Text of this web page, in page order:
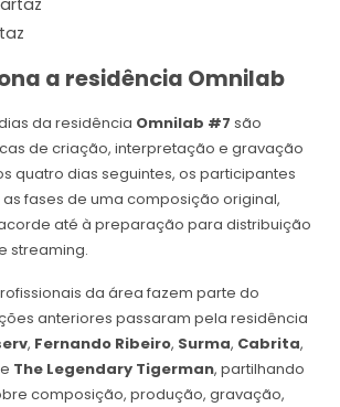
a residência Omnilab
da residência Omnilab #7 são
de criação, interpretação e gravação
quatro dias seguintes, os participantes
fases de uma composição original,
até à preparação para distribuição
streaming.
da área fazem parte do
anteriores passaram pela residência
, Fernando Ribeiro, Surma, Cabrita,
The Legendary Tigerman, partilhando
composição, produção, gravação,